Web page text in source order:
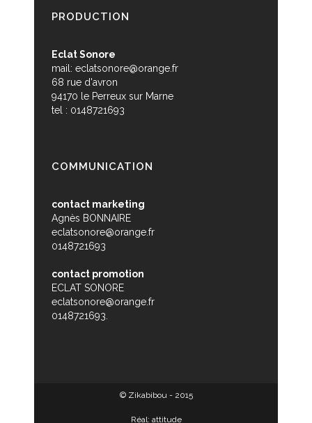
PRODUCTION
Eclat Sonore
mail: eclatsonore@orange.fr
68 rue d'avron
94170 le Perreux sur Marne
tel : 0148721693
COMMUNICATION
contact marketing
Agnès BONNAIRE
eclatsonore@orange.fr
0148721693
contact promotion
ECLAT SONORE
eclatsonore@orange.fr
0148721693.
© Zikabibou - 2015
Réal: attitude